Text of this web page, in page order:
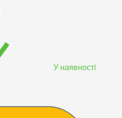
У наявностi